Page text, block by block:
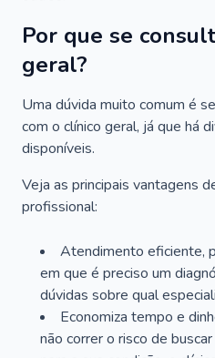
Por que se
geral?
Uma dúvida muito comum é
com o clínico geral, já que há
disponíveis.
Veja as principais vantagens
profissional:
Atendimento eficiente,
em que é preciso um
dúvidas sobre qual
Economiza tempo e
não correr o risco de